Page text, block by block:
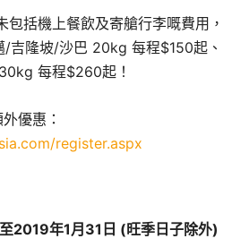
括機上餐飲及寄艙行李嘅費用，
吉隆坡/沙巴 20kg 每程$150起、
每程$260起！
優惠：
register.aspx
2019年1月31日 (旺季日子除外)